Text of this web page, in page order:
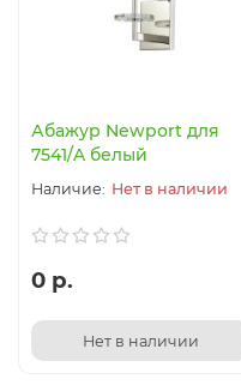
Абажур Newport для
7541/A белый
Нет в наличии
0 р.
Нет в наличии